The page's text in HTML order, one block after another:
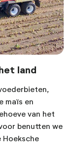
land
maïs en
van het
benutten we
Hoeksche